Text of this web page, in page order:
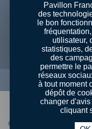
Afficher
QUI SOMMES-
Pavillon
des
le bon
utilisateur,
statistiques,
des
permettre le
réseaux
à tout moment
dépôt de
changer
cliquant